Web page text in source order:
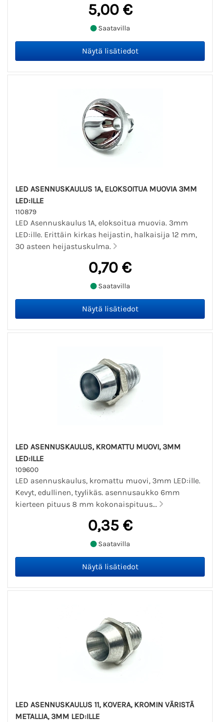
5,00 €
Saatavilla
LED ASENNUSKAULUS 1A, ELOKSOITUA MUOVIA 3MM
LED:ILLE
110879
LED Asennuskaulus 1A, eloksoitua muovia. 3mm
LED:ille. Erittäin kirkas heijastin, halkaisija 12 mm,
30 asteen heijastuskulma.
0,70 €
Saatavilla
LED ASENNUSKAULUS, KROMATTU MUOVI, 3MM
LED:ILLE
109600
LED asennuskaulus, kromattu muovi, 3mm LED:ille.
Kevyt, edullinen, tyylikäs. asennusaukko 6mm
kierteen pituus 8 mm kokonaispituus...
0,35 €
Saatavilla
LED ASENNUSKAULUS 11, KOVERA, KROMIN VÄRISTÄ
METALLIA, 3MM LED:ILLE